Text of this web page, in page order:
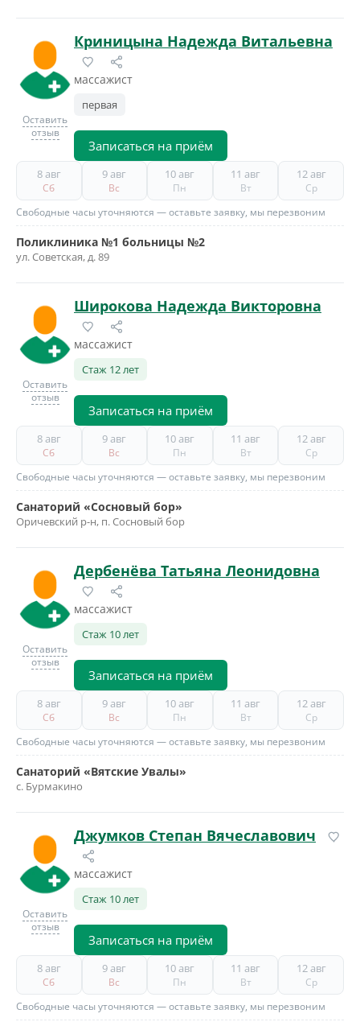
Оставить
отзыв
Криницына Надежда Витальевна
массажист
первая
Записаться на приём
8 авг
Сб
9 авг
Вс
10 авг
Пн
11 авг
Вт
12 авг
Ср
Свободные часы уточняются — оставьте заявку, мы перезвоним
Поликлиника №1 больницы №2
ул. Советская, д. 89
Оставить
отзыв
Широкова Надежда Викторовна
массажист
Стаж 12 лет
Записаться на приём
8 авг
Сб
9 авг
Вс
10 авг
Пн
11 авг
Вт
12 авг
Ср
Свободные часы уточняются — оставьте заявку, мы перезвоним
Санаторий «Сосновый бор»
Оричевский р-н, п. Сосновый бор
Оставить
отзыв
Дербенёва Татьяна Леонидовна
массажист
Стаж 10 лет
Записаться на приём
8 авг
Сб
9 авг
Вс
10 авг
Пн
11 авг
Вт
12 авг
Ср
Свободные часы уточняются — оставьте заявку, мы перезвоним
Санаторий «Вятские Увалы»
с. Бурмакино
Оставить
отзыв
Джумков Степан Вячеславович
массажист
Стаж 10 лет
Записаться на приём
8 авг
Сб
9 авг
Вс
10 авг
Пн
11 авг
Вт
12 авг
Ср
Свободные часы уточняются — оставьте заявку, мы перезвоним